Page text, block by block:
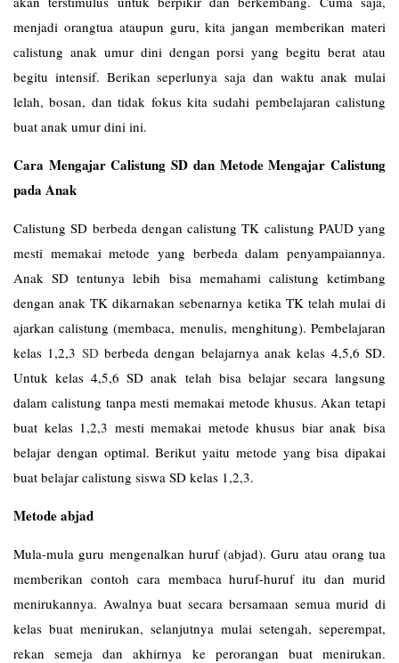
menjadi orangtua ataupun guru, kita jangan memberikan materi
calistung anak umur dini dengan porsi yang begitu berat atau
begitu intensif. Berikan seperlunya saja dan waktu anak mulai
lelah, bosan, dan tidak fokus kita sudahi pembelajaran calistung
buat anak umur dini ini.
Cara Mengajar Calistung SD dan Metode Mengajar Calistung
pada Anak
Calistung SD berbeda dengan calistung TK calistung PAUD yang
mesti memakai metode yang berbeda dalam penyampaiannya.
Anak SD tentunya lebih bisa memahami calistung ketimbang
dengan anak TK dikarnakan sebenarnya ketika TK telah mulai di
ajarkan calistung (membaca, menulis, menghitung). Pembelajaran
kelas 1,2,3 SDberbeda dengan belajarnya anak kelas 4,5,6 SD.
Untuk kelas 4,5,6 SD anak telah bisa belajar secara langsung
dalam calistung tanpa mesti memakai metode khusus. Akan tetapi
buat kelas 1,2,3 mesti memakai metode khusus biar anak bisa
belajar dengan optimal. Berikut yaitu metode yang bisa dipakai
buat belajar calistung siswa SD kelas 1,2,3.
Metode abjad
Mula-mula guru mengenalkan huruf (abjad). Guru atau orang tua
memberikan contoh cara membaca huruf-huruf itu dan murid
menirukannya. Awalnya buat secara bersamaan semua murid di
kelas buat menirukan, selanjutnya mulai setengah, seperempat,
rekan semeja dan akhirnya ke perorangan buat menirukan.